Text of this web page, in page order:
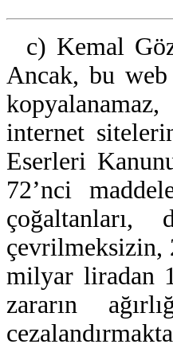
c) Kemal
Ancak, bu web
internet
Eserleri
72’nci
çoğaltanları,
çevrilmeksizin,
milyar liradan
zararın